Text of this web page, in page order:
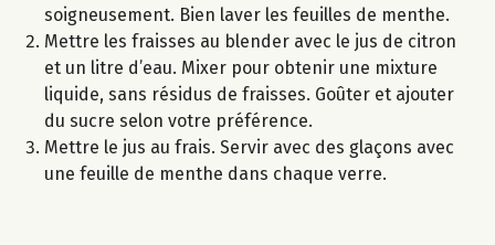
soigneusement. Bien laver les feuilles de menthe.
Mettre les fraisses au blender avec le jus de citron
et un litre d’eau. Mixer pour obtenir une mixture
liquide, sans résidus de fraisses. Goûter et ajouter
du sucre selon votre préférence.
Mettre le jus au frais. Servir avec des glaçons avec
une feuille de menthe dans chaque verre.